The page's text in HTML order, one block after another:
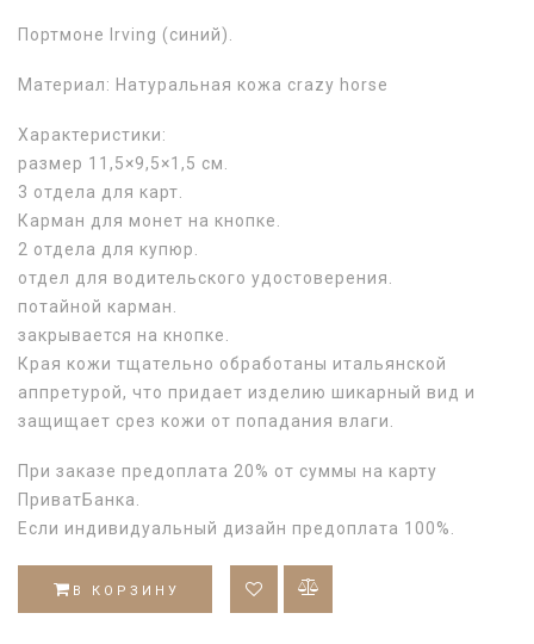
Портмоне Irving (синий).
Материал: Натуральная кожа crazy horse
Характеристики:
размер 11,5×9,5×1,5 см.
3 отдела для карт.
Карман для монет на кнопке.
2 отдела для купюр.
отдел для водительского удостоверения.
потайной карман.
закрывается на кнопке.
Края кожи тщательно обработаны итальянской
аппретурой, что придает изделию шикарный вид и
защищает срез кожи от попадания влаги.
При заказе предоплата 20% от суммы на карту
ПриватБанка.
Если индивидуальный дизайн предоплата 100%.
В КОРЗИНУ